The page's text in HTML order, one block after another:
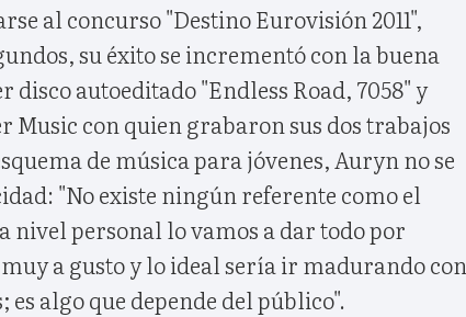
al concurso "Destino Eurovisión 2011",
su éxito se incrementó con la buena
disco autoeditado "Endless Road, 7058" y
con quien grabaron sus dos trabajos
de música para jóvenes, Auryn no se
"No existe ningún referente como el
nivel personal lo vamos a dar todo por
a gusto y lo ideal sería ir madurando con
es algo que depende del público".